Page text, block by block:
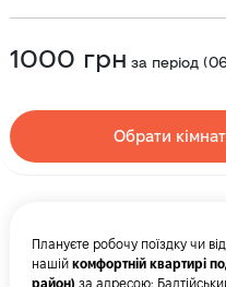
1000 грн за період (
Обрати
Плануєте робочу поїздку чи
нашій комфортній квартирі
район) за адресою: